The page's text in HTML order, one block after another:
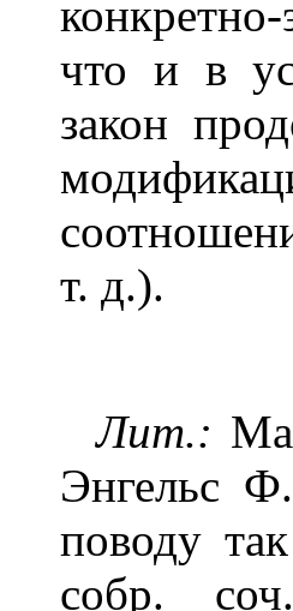
что и в
закон
т. д.).
Лит.:
Энгельс
поводу
собр.